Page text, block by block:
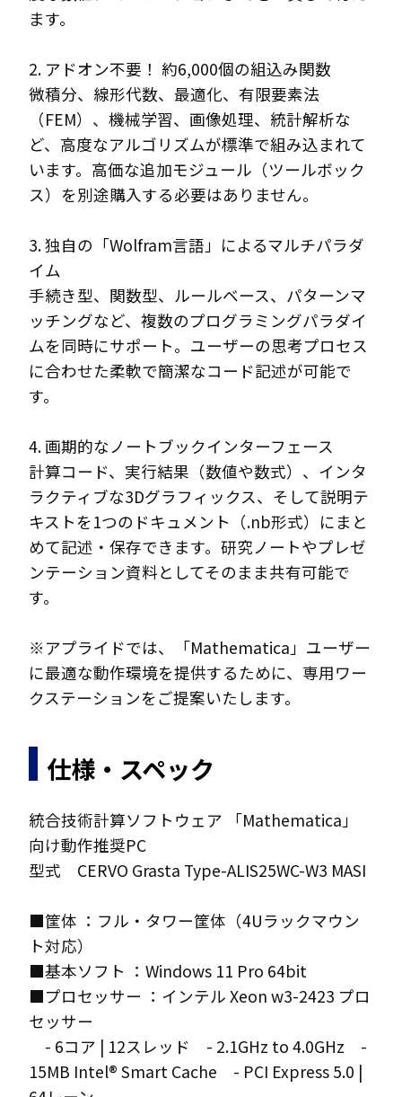
ます。
2. アドオン不要！ 約6,000個の組込み関数
微積分、線形代数、最適化、有限要素法
（FEM）、機械学習、画像処理、統計解析な
ど、高度なアルゴリズムが標準で組み込まれて
います。高価な追加モジュール（ツールボック
ス）を別途購入する必要はありません。
3. 独自の「Wolfram言語」によるマルチパラダ
イム
手続き型、関数型、ルールベース、パターンマ
ッチングなど、複数のプログラミングパラダイ
ムを同時にサポート。ユーザーの思考プロセス
に合わせた柔軟で簡潔なコード記述が可能で
す。
4. 画期的なノートブックインターフェース
計算コード、実行結果（数値や数式）、インタ
ラクティブな3Dグラフィックス、そして説明テ
キストを1つのドキュメント（.nb形式）にまと
めて記述・保存できます。研究ノートやプレゼ
ンテーション資料としてそのまま共有可能で
す。
※アプライドでは、「Mathematica」ユーザー
に最適な動作環境を提供するために、専用ワー
クステーションをご提案いたします。
仕様・スペック
統合技術計算ソフトウェア 「Mathematica」
向け動作推奨PC
型式 CERVO Grasta Type-ALIS25WC-W3 MASI
■筐体 ：フル・タワー筐体（4Uラックマウン
ト対応）
■基本ソフト ：Windows 11 Pro 64bit
■プロセッサー ：インテル Xeon w3-2423 プロ
セッサー
- 6コア | 12スレッド - 2.1GHz to 4.0GHz -
15MB Intel® Smart Cache - PCI Express 5.0 |